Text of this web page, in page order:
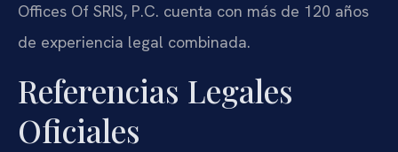
Offices Of SRIS, P.C. cuenta con más de 120 años
de experiencia legal combinada.
Referencias Legales
Oficiales